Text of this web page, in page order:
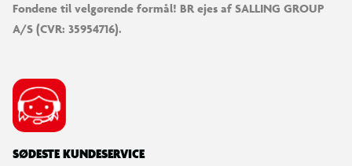
Fondene til velgørende formål! BR ejes af SALLING GROUP
A/S (CVR: 35954716).
SØDESTE KUNDESERVICE